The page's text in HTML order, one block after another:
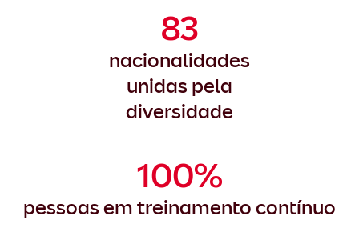
83
nacionalidades
unidas pela
diversidade
100%
pessoas em treinamento contínuo